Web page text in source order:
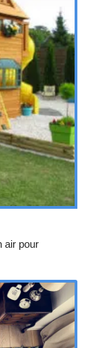
air pour